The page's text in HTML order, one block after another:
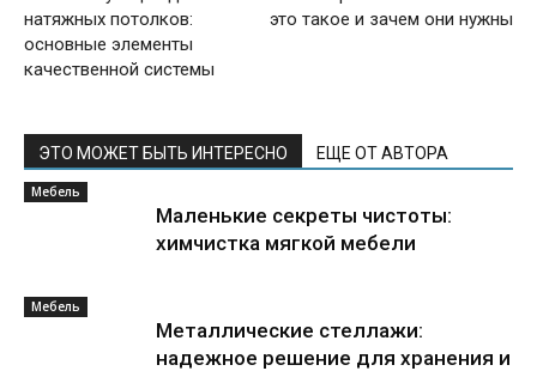
натяжных потолков:
основные элементы
качественной системы
это такое и зачем они нужны
ЭТО МОЖЕТ БЫТЬ ИНТЕРЕСНО ЕЩЕ ОТ АВТОРА
Мебель
Маленькие секреты чистоты:
химчистка мягкой мебели
Мебель
Металлические стеллажи:
надежное решение для хранения и